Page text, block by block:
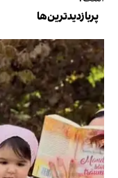
پربازدیدترین‌ها